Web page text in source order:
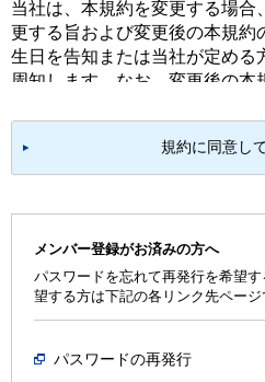
当社は、本規約を変更する場合
更する旨および変更後の本規約
生日を告知または当社が定める
周知します。なお、変更後の本
4.（目的）
ールにより配信できるものとし
①メンバー限定プレゼント情
②当社のキャンペーン情報、
( 2 )( 1 )に加え、当社はメンバ
規約に同意し
メンバー登録がお済みの方へ
パスワードを忘れて再発行を希望
望する方は下記の各リンク先ページ
パスワードの再発行